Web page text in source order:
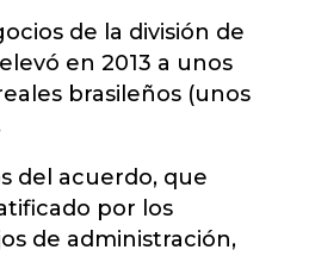
de la división de
en 2013 a unos
brasileños (unos
del acuerdo, que
por los
de administración,